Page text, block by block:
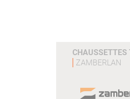
CHAUSSETTES
ZAMBERLAN